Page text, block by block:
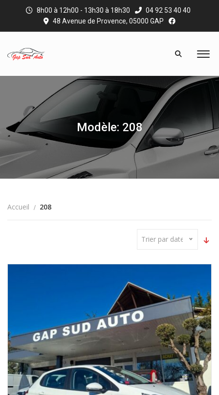
8h00 à 12h00 - 13h30 à 18h30
04 92 53 40 40
48 Avenue de Provence, 05000 GAP
Modèle: 208
Accueil 208
Trier par date